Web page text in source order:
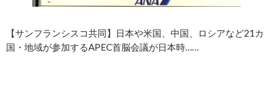
【サンフランシスコ共同】日本や米国、中国、ロシアなど21カ
国・地域が参加するAPEC首脳会議が日本時……